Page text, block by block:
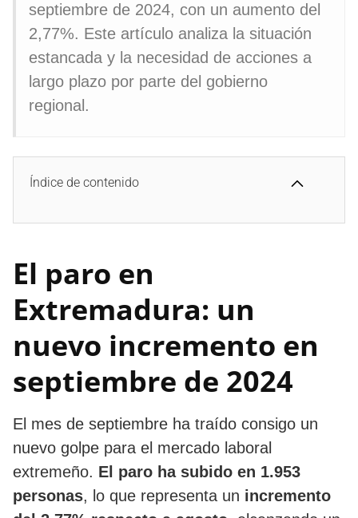
septiembre de 2024, con un aumento del
2,77%. Este artículo analiza la situación
estancada y la necesidad de acciones a
largo plazo por parte del gobierno
regional.
Índice de contenido
El paro en
Extremadura: un
nuevo incremento en
septiembre de 2024
El mes de septiembre ha traído consigo un
nuevo golpe para el mercado laboral
extremeño. El paro ha subido en 1.953
personas, lo que representa un incremento